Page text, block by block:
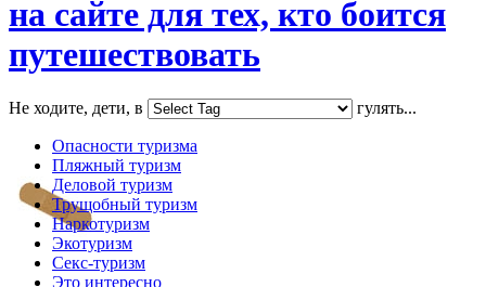
на сайте для тех, кто боится
путешествовать
Не ходите, дети, в гулять...
Опасности туризма
Пляжный туризм
Деловой туризм
Трущобный туризм
Наркотуризм
Экотуризм
Секс-туризм
Это интересно